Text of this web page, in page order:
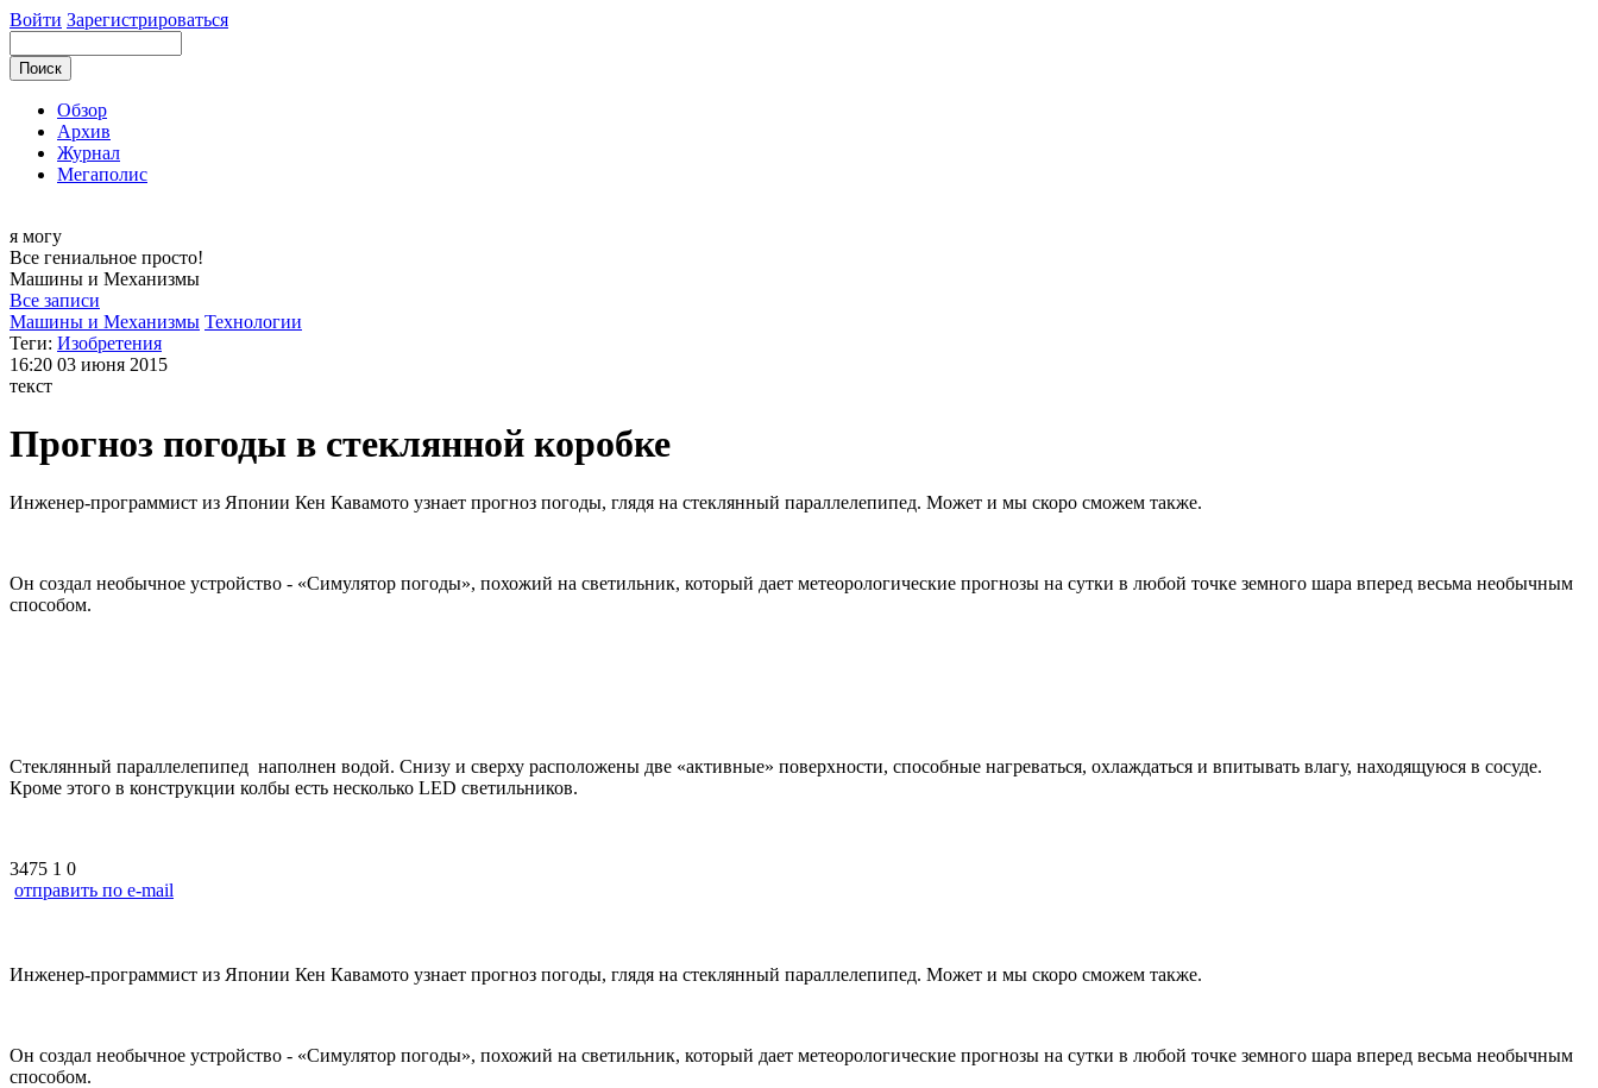
Войти Зарегистрироваться
Обзор
Архив
Журнал
Мегаполис
я могу
Все гениальное просто!
Машины и Механизмы
Все записи
Машины и Механизмы Технологии
Теги: Изобретения
16:20 03 июня 2015
текст
Прогноз погоды в стеклянной коробке
Инженер-программист из Японии Кен Кавамото узнает прогноз погоды, глядя на стеклянный параллелепипед. Может и мы скоро сможем также.
Он создал необычное устройство - «Симулятор погоды», похожий на светильник, который дает метеорологические прогнозы на сутки в любой точке земного шара вперед весьма необычным
способом.
Стеклянный параллелепипед наполнен водой. Снизу и сверху расположены две «активные» поверхности, способные нагреваться, охлаждаться и впитывать влагу, находящуюся в сосуде.
Кроме этого в конструкции колбы есть несколько LED светильников.
3475 1 0
отправить по e-mail
Инженер-программист из Японии Кен Кавамото узнает прогноз погоды, глядя на стеклянный параллелепипед. Может и мы скоро сможем также.
Он создал необычное устройство - «Симулятор погоды», похожий на светильник, который дает метеорологические прогнозы на сутки в любой точке земного шара вперед весьма необычным
способом.